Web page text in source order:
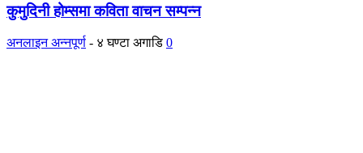
कुमुदिनी होम्समा कविता वाचन सम्पन्न
अनलाइन अन्नपूर्ण - ४ घण्टा अगाडि 0